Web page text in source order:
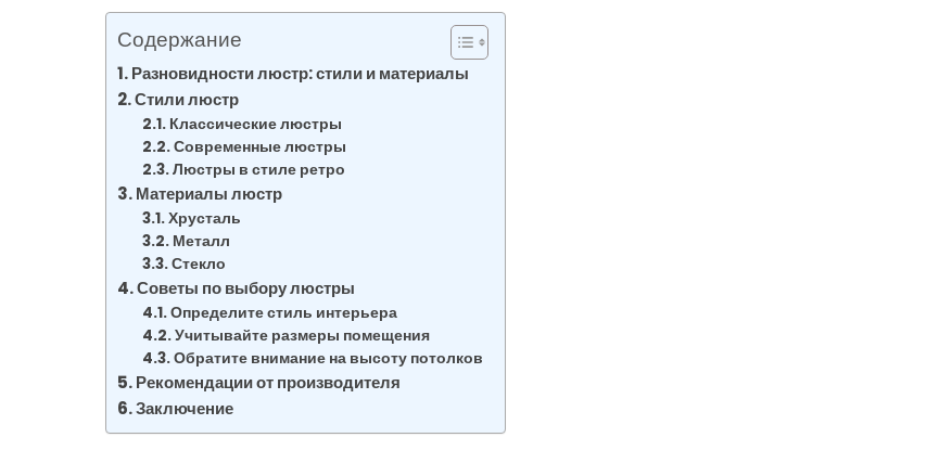
Содержание
Разновидности люстр: стили и материалы
Стили люстр
Классические люстры
Современные люстры
Люстры в стиле ретро
Материалы люстр
Хрусталь
Металл
Стекло
Советы по выбору люстры
Определите стиль интерьера
Учитывайте размеры помещения
Обратите внимание на высоту потолков
Рекомендации от производителя
Заключение